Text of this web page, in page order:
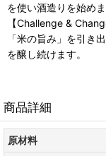
を使い酒造りを始め
【Challenge &
「米の旨み」を引き
を醸し続けます。
商品詳細
原材料